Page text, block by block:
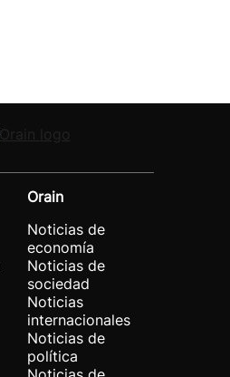
Orain
Noticias de
economía
Noticias de
sociedad
Noticias
internacionales
Noticias de
política